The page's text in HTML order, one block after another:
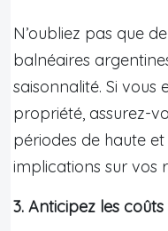
N’oubliez pas que
balnéaires
saisonnalité. Si vous
propriété, assurez-
périodes de haute
implications sur vos
3. Anticipez les coûts